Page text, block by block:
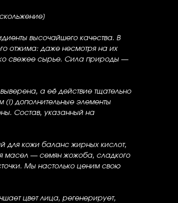
высочайшего качества. В
отжима: даже несмотря на их
свежее сырье. Сила природы —
а её действие тщательно
(!) дополнительные элементы
Состав, указанный на
для кожи баланс жирных кислот,
масел — семян жожоба, сладкого
Мы настолько ценим свою
цвет лица, регенерирует,